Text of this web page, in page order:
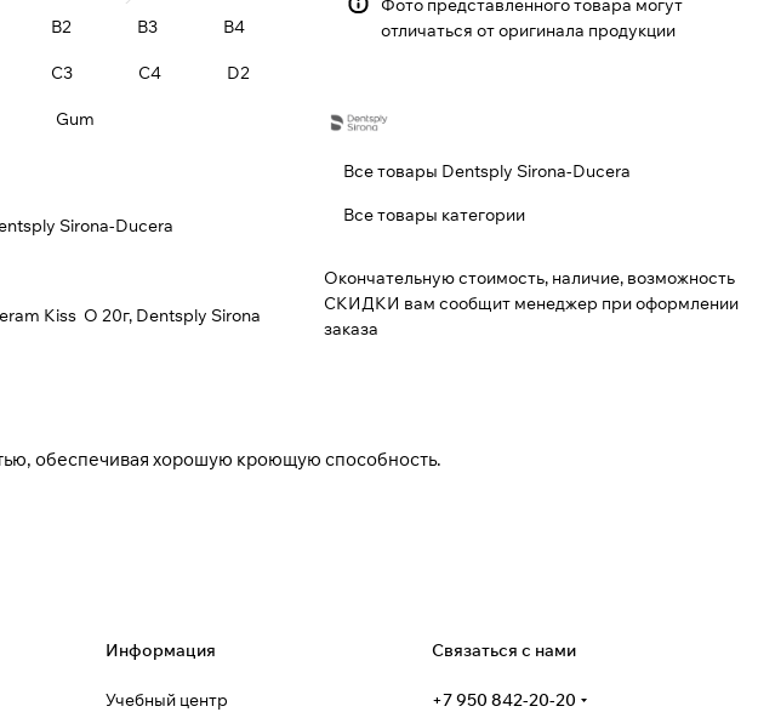
B2 B3 B4
C3 C4 D2
Gum
Sirona-Ducera
Kiss O 20г, Dentsply Sirona
Фото представленного товара могут
отличаться от оригинала продукции
Все товары Dentsply Sirona-Ducera
Все товары категории
Окончательную стоимость, наличие, возможность
СКИДКИ вам сообщит менеджер при оформлении
заказа
обеспечивая хорошую кроющую способность.
Информация
Учебный центр
Связаться с нами
+7 950 842-20-20